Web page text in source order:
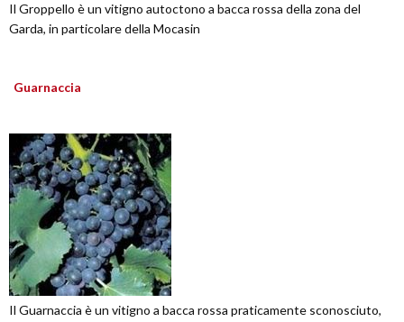
Il Groppello è un vitigno autoctono a bacca rossa della zona del
Garda, in particolare della Mocasin
Guarnaccia
Il Guarnaccia è un vitigno a bacca rossa praticamente sconosciuto,